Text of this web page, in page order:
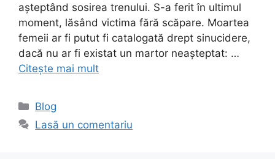
aşteptând sosirea trenului. S-a ferit în ultimul
moment, lăsând victima fără scăpare. Moartea
femeii ar fi putut fi catalogată drept sinucidere,
dacă nu ar fi existat un martor neaşteptat: …
Citește mai mult
Categorii
Blog
Lasă un comentariu